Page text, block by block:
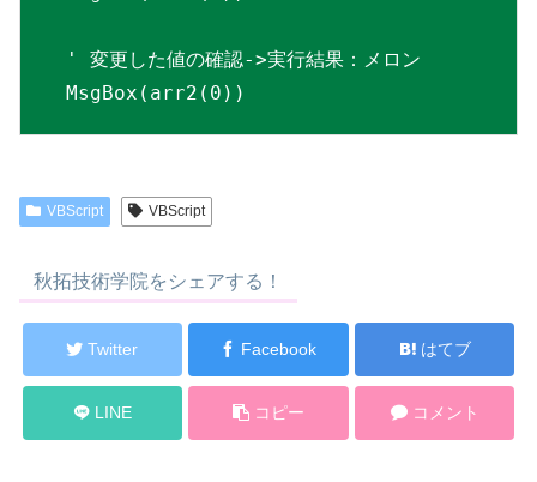
' 変更した値の確認->実行結果：メロン
MsgBox(arr2(0))
VBScript VBScript
秋拓技術学院をシェアする！
Twitter Facebook はてブ
LINE コピー コメント